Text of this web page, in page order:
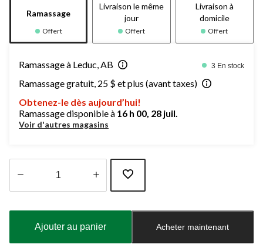
Ramassage
Offert
Livraison le même
jour
Offert
Livraison à
domicile
Offert
Ramassage à Leduc, AB 3 En stock
Ramassage gratuit, 25 $ et plus (avant taxes)
Obtenez-le dès aujourd’hui!
Ramassage disponible à 16 h 00, 28 juil.
Voir d'autres magasins
à
Ajouter au panier Acheter maintenant